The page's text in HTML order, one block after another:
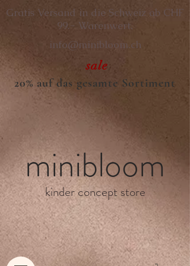
Gratis Versand in die Schweiz ab CHF
99.- Warenwert.
minibloom
sale
20% auf das gesamte Sortiment
kinder concept store
info@minibloom.ch